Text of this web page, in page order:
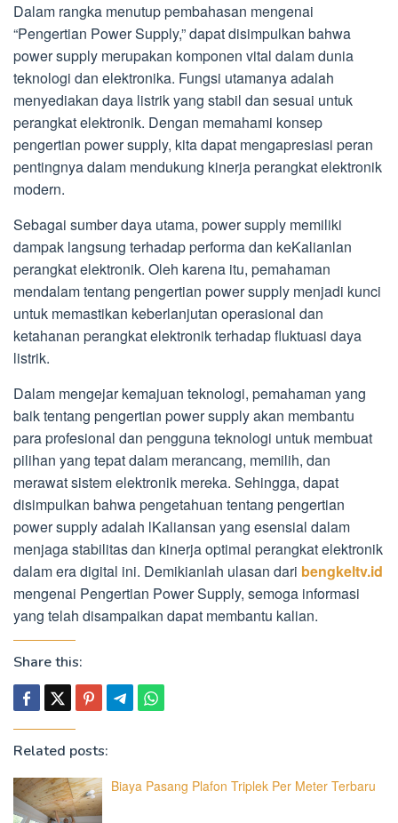
Dalam rangka menutup pembahasan mengenai
“Pengertian Power Supply,” dapat disimpulkan bahwa
power supply merupakan komponen vital dalam dunia
teknologi dan elektronika. Fungsi utamanya adalah
menyediakan daya listrik yang stabil dan sesuai untuk
perangkat elektronik. Dengan memahami konsep
pengertian power supply, kita dapat mengapresiasi peran
pentingnya dalam mendukung kinerja perangkat elektronik
modern.
Sebagai sumber daya utama, power supply memiliki
dampak langsung terhadap performa dan keKalianlan
perangkat elektronik. Oleh karena itu, pemahaman
mendalam tentang pengertian power supply menjadi kunci
untuk memastikan keberlanjutan operasional dan
ketahanan perangkat elektronik terhadap fluktuasi daya
listrik.
Dalam mengejar kemajuan teknologi, pemahaman yang
baik tentang pengertian power supply akan membantu
para profesional dan pengguna teknologi untuk membuat
pilihan yang tepat dalam merancang, memilih, dan
merawat sistem elektronik mereka. Sehingga, dapat
disimpulkan bahwa pengetahuan tentang pengertian
power supply adalah lKaliansan yang esensial dalam
menjaga stabilitas dan kinerja optimal perangkat elektronik
dalam era digital ini. Demikianlah ulasan dari bengkeltv.id
mengenai Pengertian Power Supply, semoga informasi
yang telah disampaikan dapat membantu kalian.
Share this:
Related posts:
Biaya Pasang Plafon Triplek Per Meter Terbaru